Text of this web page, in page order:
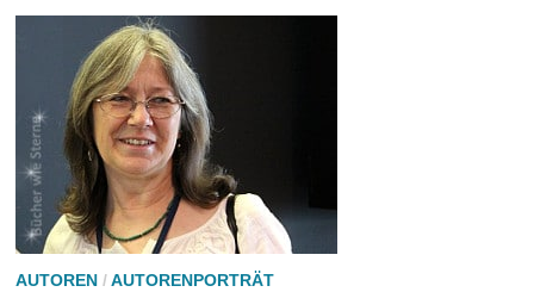
AUTOREN/AUTORENPORTRÄT